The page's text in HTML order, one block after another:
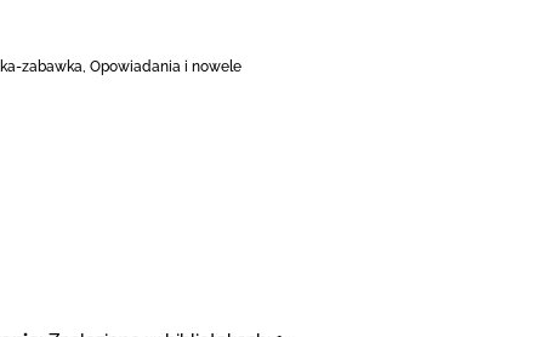
zabawka, Opowiadania i nowele